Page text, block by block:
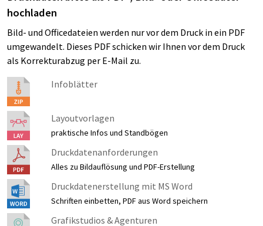
hochladen
Bild- und Officedateien werden nur vor dem Druck in ein PDF
umgewandelt. Dieses PDF schicken wir Ihnen vor dem Druck
als Korrekturabzug per E-Mail zu.
Infoblätter
Layoutvorlagen
praktische Infos und Standbögen
Druckdatenanforderungen
Alles zu Bildauflösung und PDF-Erstellung
Druckdatenerstellung mit MS Word
Schriften einbetten, PDF aus Word speichern
Grafikstudios & Agenturen